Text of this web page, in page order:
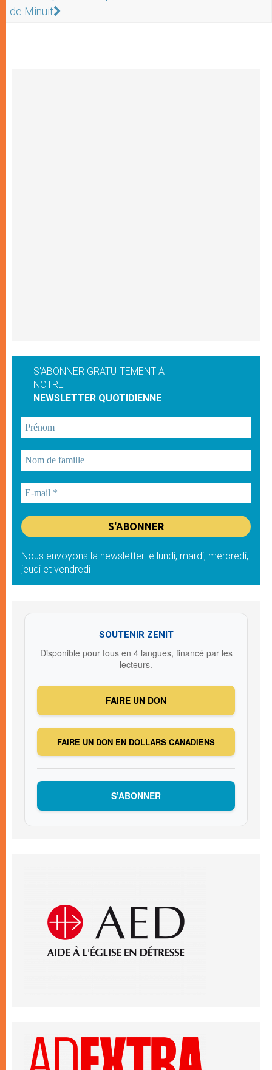
de Minuit
S'ABONNER GRATUITEMENT À
NOTRE
NEWSLETTER QUOTIDIENNE
Nous envoyons la newsletter le lundi, mardi, mercredi,
jeudi et vendredi
SOUTENIR ZENIT
Disponible pour tous en 4 langues, financé par les
lecteurs.
FAIRE UN DON
FAIRE UN DON EN DOLLARS CANADIENS
S’ABONNER